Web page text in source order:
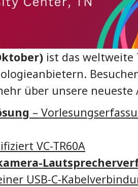
ist das weltweite
über unsere
–
VC-TR60A
USB-C-